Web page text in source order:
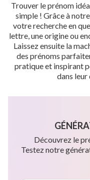
Trouver le prénom
simple ! Grâce à
votre recherche en
lettre, une origine ou
Laissez ensuite la
des prénoms
pratique et inspirant
dans leur
Découvrez le
Testez notre